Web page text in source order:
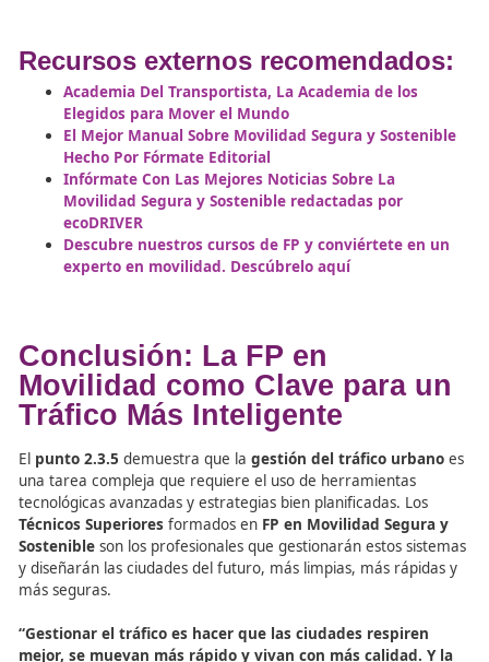
FP en Movilidad Segura:
Optimización para un
Más Eficiente y Ecológico
Además de mejorar la circulación, la gestión del tráfico
un impacto positivo en el medio ambiente. La
A través de laFormación Profesional (FP)
aprenden a aplicar principios demovilidad sostenible
gestionar el tráfico y fomentar alternativas como la
Recursos externos
Academia Del Transportista, La Academia de
El Mejor Manual Sobre Movilidad Segura y